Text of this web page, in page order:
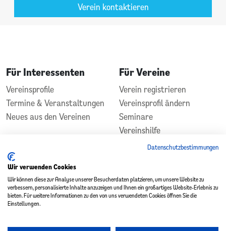
Verein kontaktieren
Für Interessenten
Vereinsprofile
Termine & Veranstaltungen
Neues aus den Vereinen
Für Vereine
Verein registrieren
Vereinsprofil ändern
Seminare
Vereinshilfe
Kontakt
In Zusammenarbeit
Datenschutzbestimmungen
Wir verwenden Cookies
Wir können diese zur Analyse unserer Besucherdaten platzieren, um unsere Website zu
verbessern, personalisierte Inhalte anzuzeigen und Ihnen ein großartiges Website-Erlebnis zu
bieten. Für weitere Informationen zu den von uns verwendeten Cookies öffnen Sie die
Einstellungen.